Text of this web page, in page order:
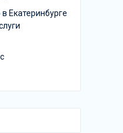
Екатеринбурге